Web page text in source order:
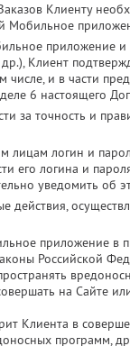
Клиенту
Мобильное
приложение
Клиент
числе, и в части
6 настоящего
за точность и
лицам логин и
его логина и
уведомить об
действия,
приложение в
Российской
на Сайте
Клиента в
программ,